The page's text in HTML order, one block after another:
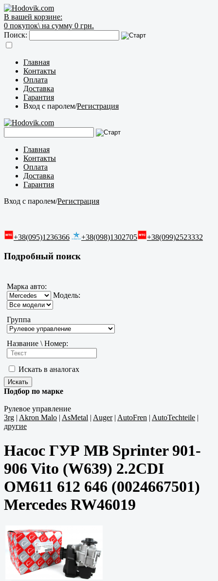
В вашей корзине:
0 покупок\ на сумму 0 грн.
Поиск:
Главная
Контакты
Оплата
Доставка
Гарантия
Вход с паролем/Регистрация
Главная
Контакты
Оплата
Доставка
Гарантия
Вход с паролем/Регистрация
+38(095)1236366 +38(098)1302705 +38(099)2523332
Подробный поиск
Марка авто:
Модель:
Группа
Название \ Номер:
Искать в аналогах
Подбор по марке
Рулевое управление
3rg | Akron Malo | AsMetal | Auger| AutoFren | AutoTechteile |
другие
Насос ГУР MB Sprinter 901-
906 Vito (W639) 2.2CDI
OM611 612 646 (0024667501)
Mercedes RW46019